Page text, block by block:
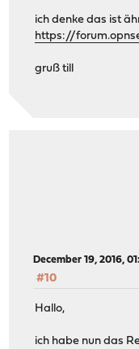
ich denke das ist
https://
gruß till
December 19, 2016,
#10
Hallo,
ich habe nun das